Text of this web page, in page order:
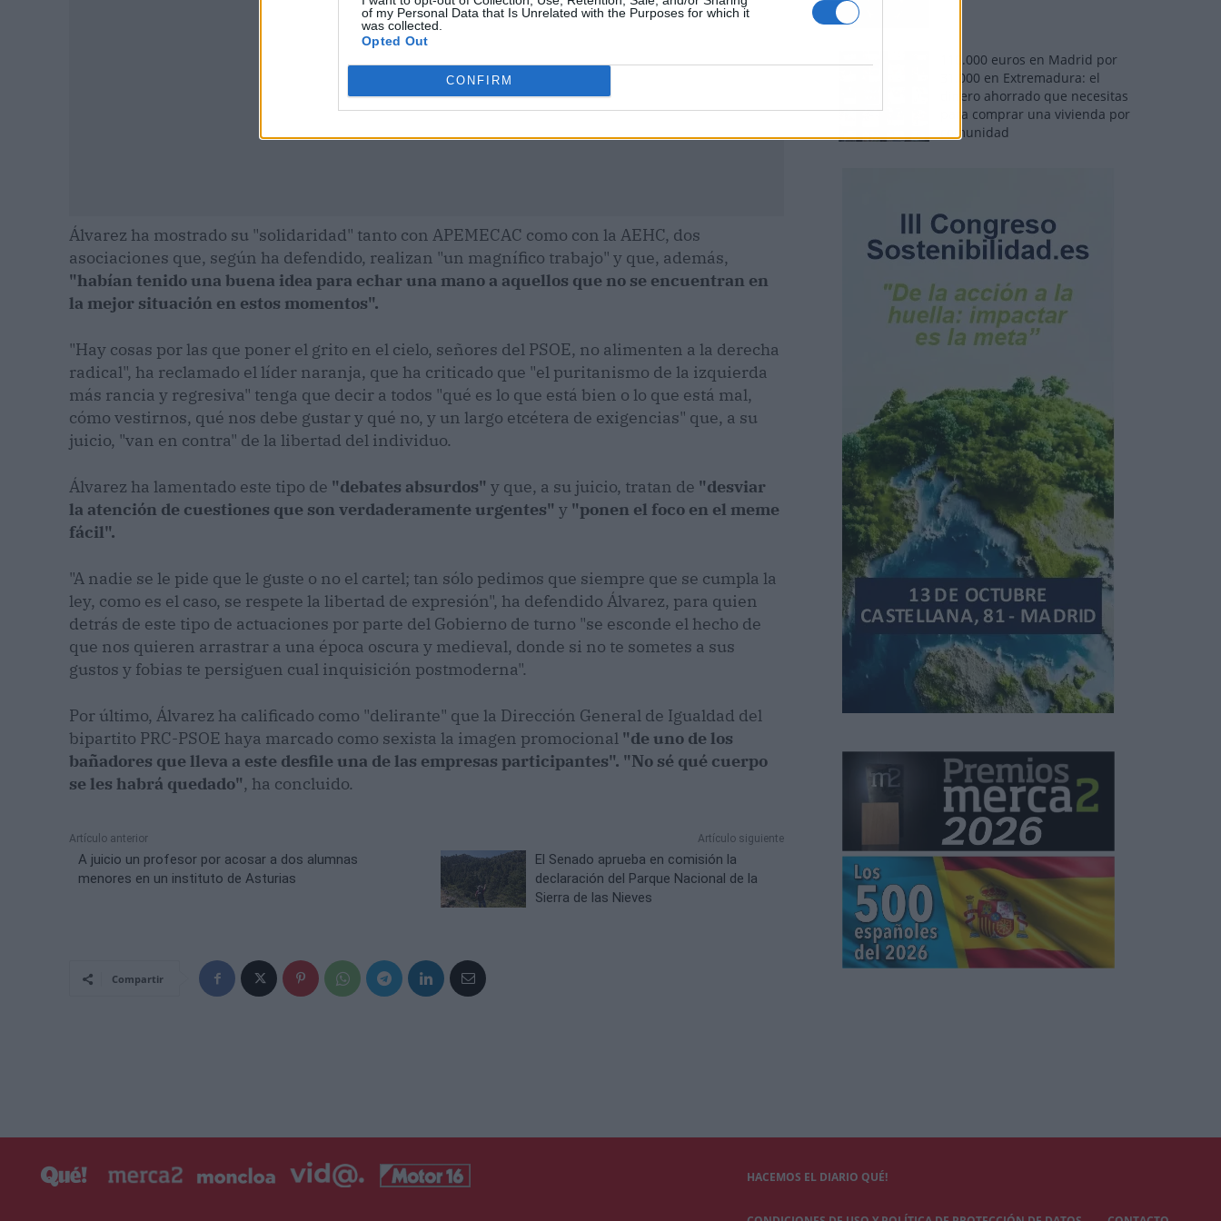
of my Personal Data that Is Unrelated with the Purposes for which it
was collected.
Opted Out
CONFIRM
Álvarez ha mostrado su "solidaridad" tanto con APEMECAC como con la AEHC, dos
asociaciones que, según ha defendido, realizan "un magnífico trabajo" y que, además,
"habían tenido una buena idea para echar una mano a aquellos que no se encuentran en
la mejor situación en estos momentos".
"Hay cosas por las que poner el grito en el cielo, señores del PSOE, no alimenten a la derecha
radical", ha reclamado el líder naranja, que ha criticado que "el puritanismo de la izquierda
más rancia y regresiva" tenga que decir a todos "qué es lo que está bien o lo que está mal,
cómo vestirnos, qué nos debe gustar y qué no, y un largo etcétera de exigencias" que, a su
juicio, "van en contra" de la libertad del individuo.
Álvarez ha lamentado este tipo de "debates absurdos" y que, a su juicio, tratan de "desviar
la atención de cuestiones que son verdaderamente urgentes" y "ponen el foco en el meme
fácil".
"A nadie se le pide que le guste o no el cartel; tan sólo pedimos que siempre que se cumpla la
ley, como es el caso, se respete la libertad de expresión", ha defendido Álvarez, para quien
detrás de este tipo de actuaciones por parte del Gobierno de turno "se esconde el hecho de
que nos quieren arrastrar a una época oscura y medieval, donde si no te sometes a sus
gustos y fobias te persiguen cual inquisición postmoderna".
Por último, Álvarez ha calificado como "delirante" que la Dirección General de Igualdad del
bipartito PRC-PSOE haya marcado como sexista la imagen promocional "de uno de los
bañadores que lleva a este desfile una de las empresas participantes". "No sé qué cuerpo
se les habrá quedado", ha concluido.
Artículo anterior
A juicio un profesor por acosar a dos alumnas
menores en un instituto de Asturias
Artículo siguiente
El Senado aprueba en comisión la
declaración del Parque Nacional de la
Sierra de las Nieves
Compartir
110.000 euros en Madrid por
31.000 en Extremadura: el
dinero ahorrado que necesitas
para comprar una vivienda por
comunidad
HACEMOS EL DIARIO QUÉ!